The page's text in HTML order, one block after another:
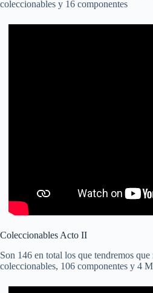
coleccionables y 16 componentes
Coleccionables Acto II
Son 146 en total los que tendremos
coleccionables, 106 componentes y 4